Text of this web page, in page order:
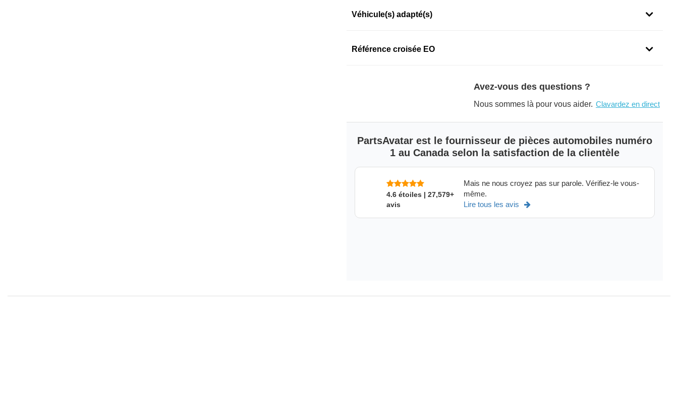
SKU: ery5zkpq5n
Véhicule(s) adapté(s)
Référence croisée EO
Avez-vous des questions ?
Nous sommes là pour vous aider. Clavardez en direct
PartsAvatar est le fournisseur de pièces automobiles numéro
1 au Canada selon la satisfaction de la clientèle
4.6 étoiles | 27,579+
avis
Mais ne nous croyez pas sur parole. Vérifiez-le vous-
même.
Lire tous les avis